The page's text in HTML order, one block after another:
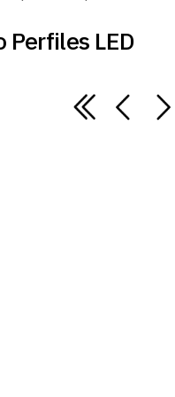
Perfiles LED